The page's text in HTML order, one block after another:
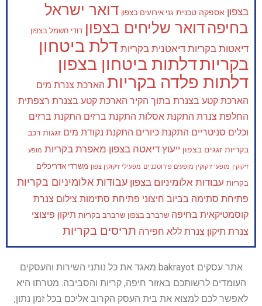
בצפון אספקה טכנית גני אירועים בצפון דואר ישראל
בחיפה דואר שליחים בצפון דודי חשמל בצפון
דיאטות בקריות דיאטנית בקריות דלת ביטחון
בקריותדלתות ביטחון בצפון
דלתות פלדה בקריות הארכת צנרת מים
הארכת קטע בצנרת בתוך הקיר הארכת קטע בצנרת רצפתית
החלפת צנרת התקנת אסלות התקנת ברזים התקנת ברזים
וכלים סניטריים התקנת כיורים התקנת נקודת מים זגגות רכב
בקריות זגגים בצפון ייעוץ דיאטה בצפון מאפרת בקריות מופע
זיקוקין מופעי זיקוקין מופעים פירוטכניים מפעילי זיקוקין צפון משרדי אדריכלים
בקריות עבודות אלומיניום בצפון עבודות אלומיניום בקריות
פתיחת סתימה בביוב חיצוני פתיחת סתימות צילום צנרת
קוסמטיקאית בחיפה שרברב בצפון שרברב בקריות תיקון פיצוצי
צנרת תיקון צנרת ללא חפירה תריסים בקריות
אתר עסקים bakrayot מאגד את כל נותני השירות והעסקים
העומדים לרשותכם באזור חיפה, קריות והסביבה. מטרתו היא
לאפשר לכם למצוא את בית העסק הקרוב אליכם בכל זמן נתון,